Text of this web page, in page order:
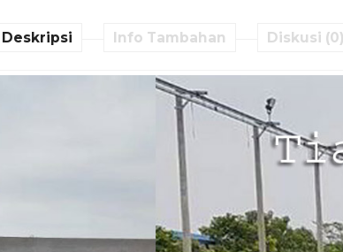
Deskripsi Info Tambahan Diskusi (0)